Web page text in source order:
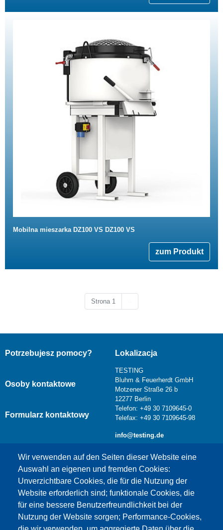
Mobilna mieszarka DZ100 VS DZ100 VS
zum Produkt
Strona 1
Wir verwenden auf den Seiten dieser Website eine
Auswahl an eigenen und fremden Cookies:
Unverzichtbare Cookies, die für die Nutzung der
Website erforderlich sind; funktionale Cookies, die
für eine bessere Benutzerfreundlichkeit bei der
Nutzung der Website sorgen; Performance-Cookies,
Potrzebujesz pomocy?
Osoby kontaktowe
Formularz kontaktowy
Lokalizacja
TESTING
Bluhm & Feuerherdt GmbH
Motzener Straße 26 b
12277 Berlin
Telefon: +49 30 7109645-0
Telefax: +49 30 7109645-98
info@testing.de